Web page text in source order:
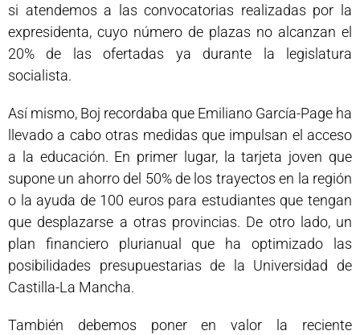
si atendemos a las convocatorias realizadas por la
expresidenta, cuyo número de plazas no alcanzan el
20% de las ofertadas ya durante la legislatura
socialista.
Así mismo, Boj recordaba que Emiliano García-Page ha
llevado a cabo otras medidas que impulsan el acceso
a la educación. En primer lugar, la tarjeta joven que
supone un ahorro del 50% de los trayectos en la región
o la ayuda de 100 euros para estudiantes que tengan
que desplazarse a otras provincias. De otro lado, un
plan financiero plurianual que ha optimizado las
posibilidades presupuestarias de la Universidad de
Castilla-La Mancha.
También debemos poner en valor la reciente